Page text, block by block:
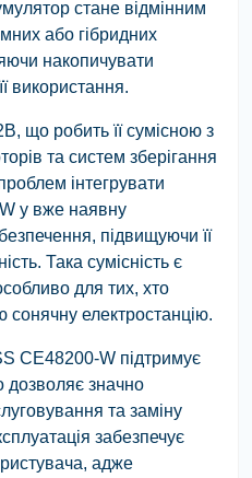
стане відмінним
або гібридних
накопичувати
використання.
що робить її сумісною з
та систем зберігання
інтегрувати
у вже наявну
підвищуючи її
Така сумісність є
для тих, хто
сонячну електростанцію.
CE48200-W підтримує
дозволяє значно
та заміну
забезпечує
адже